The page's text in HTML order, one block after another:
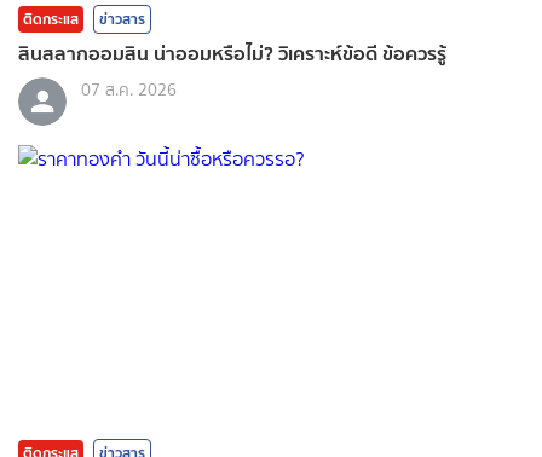
ติดกระแส ข่าวสาร
สินสลากออมสิน น่าออมหรือไม่? วิเคราะห์ข้อดี ข้อควรรู้
07 ส.ค. 2026